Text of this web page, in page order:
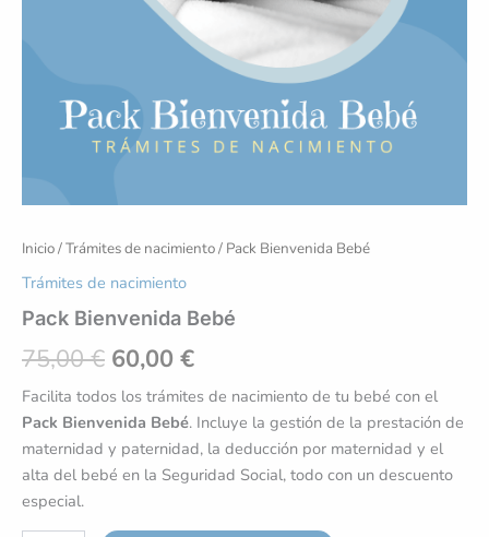
Inicio/Trámites de nacimiento/ Pack Bienvenida Bebé
Trámites de nacimiento
Pack Bienvenida Bebé
75,00€ 60,00 €
Facilita todos los trámites de nacimiento de tu bebé con el
Pack Bienvenida Bebé. Incluye la gestión de la prestación de
maternidad y paternidad, la deducción por maternidad y el
alta del bebé en la Seguridad Social, todo con un descuento
especial.